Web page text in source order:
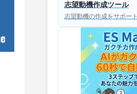
志望動機作成ツール
志望動機の作成をサポート